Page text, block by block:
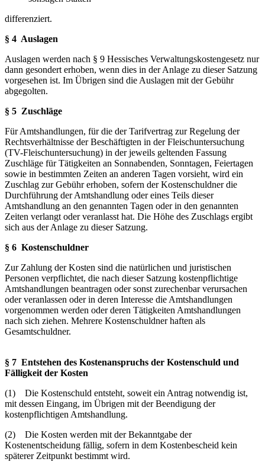
differenziert.
§ 4 Auslagen
Auslagen werden nach § 9 Hessisches Verwaltungskostengesetz nur
dann gesondert erhoben, wenn dies in der Anlage zu dieser Satzung
vorgesehen ist. Im Übrigen sind die Auslagen mit der Gebühr
abgegolten.
§ 5 Zuschläge
Für Amtshandlungen, für die der Tarifvertrag zur Regelung der
Rechtsverhältnisse der Beschäftigten in der Fleischuntersuchung
(TV-Fleischuntersuchung) in der jeweils geltenden Fassung
Zuschläge für Tätigkeiten an Sonnabenden, Sonntagen, Feiertagen
sowie in bestimmten Zeiten an anderen Tagen vorsieht, wird ein
Zuschlag zur Gebühr erhoben, sofern der Kostenschuldner die
Durchführung der Amtshandlung oder eines Teils dieser
Amtshandlung an den genannten Tagen oder in den genannten
Zeiten verlangt oder veranlasst hat. Die Höhe des Zuschlags ergibt
sich aus der Anlage zu dieser Satzung.
§ 6 Kostenschuldner
Zur Zahlung der Kosten sind die natürlichen und juristischen
Personen verpflichtet, die nach dieser Satzung kostenpflichtige
Amtshandlungen beantragen oder sonst zurechenbar verursachen
oder veranlassen oder in deren Interesse die Amtshandlungen
vorgenommen werden oder deren Tätigkeiten Amtshandlungen
nach sich ziehen. Mehrere Kostenschuldner haften als
Gesamtschuldner.
§ 7 Entstehen des Kostenanspruchs der Kostenschuld und
Fälligkeit der Kosten
(1) Die Kostenschuld entsteht, soweit ein Antrag notwendig ist,
mit dessen Eingang, im Übrigen mit der Beendigung der
kostenpflichtigen Amtshandlung.
(2) Die Kosten werden mit der Bekanntgabe der
Kostenentscheidung fällig, sofern in dem Kostenbescheid kein
späterer Zeitpunkt bestimmt wird.